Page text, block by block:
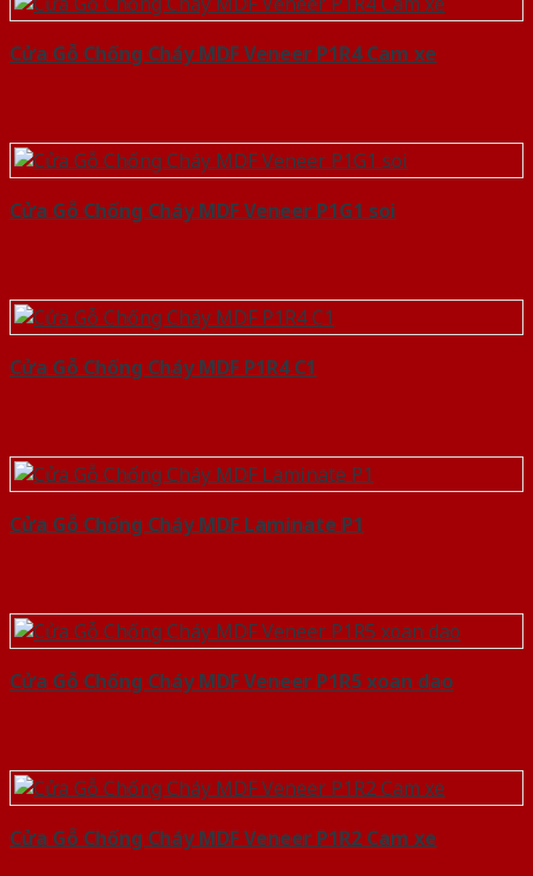
Cửa Gỗ Chống Cháy MDF Veneer P1R4 Cam xe
Cửa Gỗ Chống Cháy MDF Veneer P1G1 soi
Cửa Gỗ Chống Cháy MDF P1R4 C1
Cửa Gỗ Chống Cháy MDF Laminate P1
Cửa Gỗ Chống Cháy MDF Veneer P1R5 xoan dao
Cửa Gỗ Chống Cháy MDF Veneer P1R2 Cam xe